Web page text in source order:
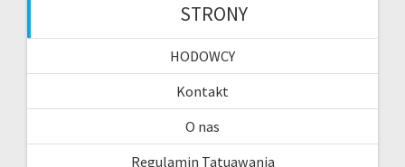
STRONY
HODOWCY
Kontakt
O nas
Regulamin Tatuawania